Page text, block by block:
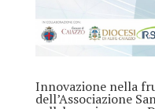
Innovazione nella
dell’Associazione